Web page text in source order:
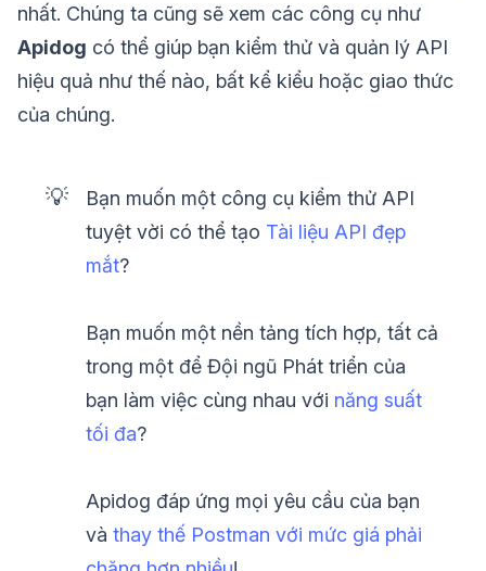
nhất. Chúng ta cũng sẽ xem các công cụ như
Apidog có thể giúp bạn kiểm thử và quản lý API
hiệu quả như thế nào, bất kể kiểu hoặc giao thức
của chúng.
💡
Bạn muốn một công cụ kiểm thử API
tuyệt vời có thể tạo Tài liệu API đẹp
mắt?
Bạn muốn một nền tảng tích hợp, tất cả
trong một để Đội ngũ Phát triển của
bạn làm việc cùng nhau với năng suất
tối đa?
Apidog đáp ứng mọi yêu cầu của bạn
vàthay thế Postman với mức giá phải